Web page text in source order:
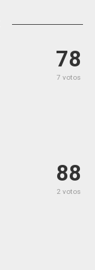
78
7 votos
88
2 votos